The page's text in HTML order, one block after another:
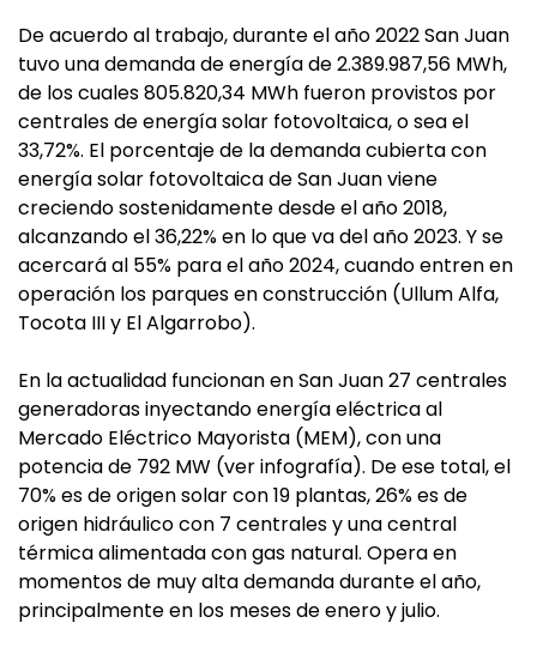
De acuerdo al trabajo, durante el año 2022 San Juan
tuvo una demanda de energía de 2.389.987,56 MWh,
de los cuales 805.820,34 MWh fueron provistos por
centrales de energía solar fotovoltaica, o sea el
33,72%. El porcentaje de la demanda cubierta con
energía solar fotovoltaica de San Juan viene
creciendo sostenidamente desde el año 2018,
alcanzando el 36,22% en lo que va del año 2023. Y se
acercará al 55% para el año 2024, cuando entren en
operación los parques en construcción (Ullum Alfa,
Tocota III y El Algarrobo).
En la actualidad funcionan en San Juan 27 centrales
generadoras inyectando energía eléctrica al
Mercado Eléctrico Mayorista (MEM), con una
potencia de 792 MW (ver infografía). De ese total, el
70% es de origen solar con 19 plantas, 26% es de
origen hidráulico con 7 centrales y una central
térmica alimentada con gas natural. Opera en
momentos de muy alta demanda durante el año,
principalmente en los meses de enero y julio.